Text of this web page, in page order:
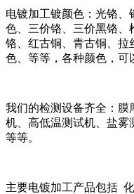
电镀加工镀颜色：光铬、
色、三价铬、三价黑铬、
铬、红古铜、青古铜、拉
色、等等，各种颜色，可
我们的检测设备齐全：膜
机、高低温测试机、盐雾
等等。
主要电镀加工产品包括